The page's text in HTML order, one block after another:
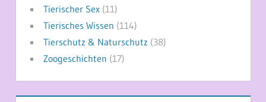
Tierischer Sex(11)
Tierisches Wissen (114)
Tierschutz & Naturschutz (38)
Zoogeschichten (17)